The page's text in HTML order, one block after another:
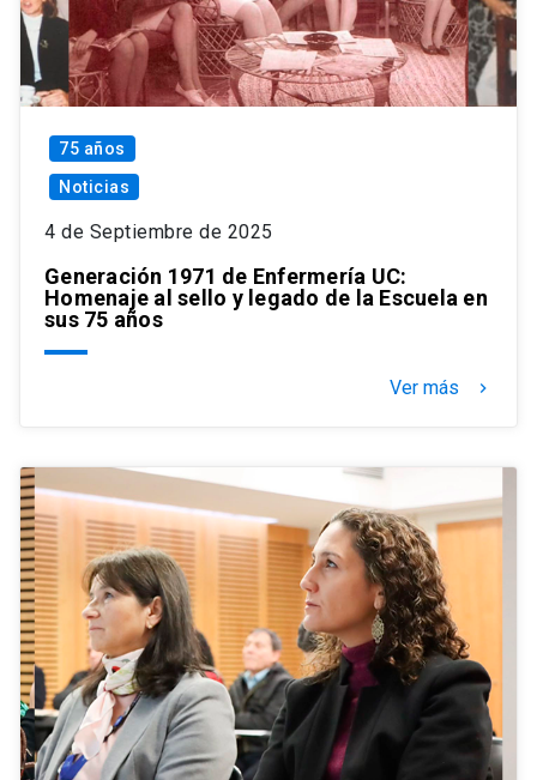
75 años
Noticias
4 de Septiembre de 2025
Generación 1971 de Enfermería UC:
Homenaje al sello y legado de la Escuela en
sus 75 años
Ver más keyboard_arrow_right